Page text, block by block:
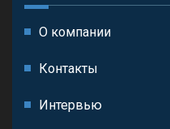
О компании
Контакты
Интервью